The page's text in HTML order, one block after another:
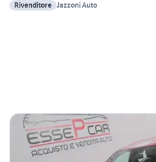
Rivenditore Jazzoni Auto